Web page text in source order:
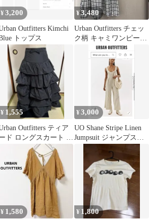
¥3,200
Outfitters Kimchi
トップス
¥3,480
Urban Outfitters チェッ
ク柄 キャミワンピース
¥ 1,555
Outfitters ティア
ド ロングスカート ブ
¥3,000
UO Shane Stripe Linen
Jumpsuit ジャンプスー
¥ 1,580 ¥ 1,800